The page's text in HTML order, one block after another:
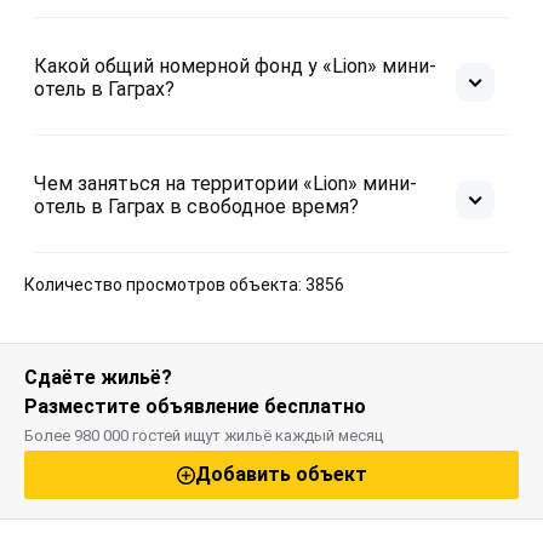
Какой общий номерной фонд у «Lion» мини-
отель в Гаграх?
Чем заняться на территории «Lion» мини-
отель в Гаграх в свободное время?
Количество просмотров объекта: 3856
Сдаёте жильё?
Разместите объявление бесплатно
Более 980 000 гостей ищут жильё каждый месяц
Добавить объект